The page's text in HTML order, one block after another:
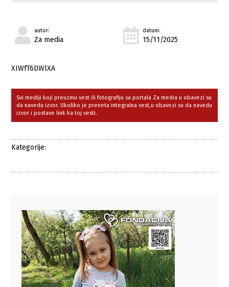
autor:
Za media
datum:
15/11/2025
XIWfT6DWlXA
Svi mediji koji preuzmu vest ili fotografiju sa portala Za media u obavezi su
da navedu izvor. Ukoliko je preneta integralna vest,u obavezi su da navedu
izvor i postave link ka toj vesti.
Kategorije: